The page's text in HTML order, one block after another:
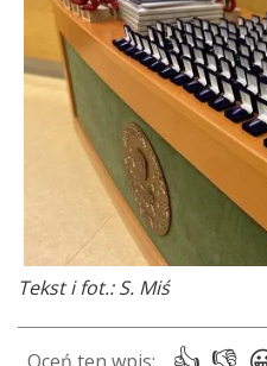
Tekst i fot.: S. Miś